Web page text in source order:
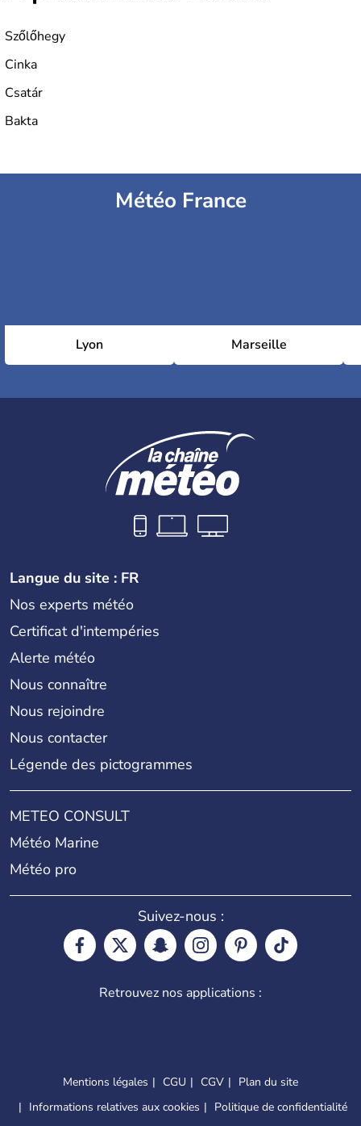
développée en Hongrie.
Szőlőhegy
Cinka
Csatár
Bakta
Météo France
Lyon Marseille
Langue du site : FR
Nos experts météo
Certificat d'intempéries
Alerte météo
Nous connaître
Nous rejoindre
Nous contacter
Légende des pictogrammes
METEO CONSULT
Météo Marine
Météo pro
Suivez-nous :
Retrouvez nos applications :
Mentions légales CGU CGV
Plan du site
Informations relatives aux cookies
Politique de confidentialité